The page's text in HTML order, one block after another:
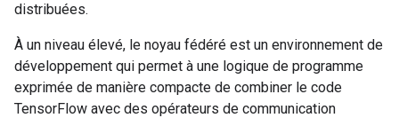
distribuées.
À un niveau élevé, le noyau fédéré est un environnement de
développement qui permet à une logique de programme
exprimée de manière compacte de combiner le code
TensorFlow avec des opérateurs de communication